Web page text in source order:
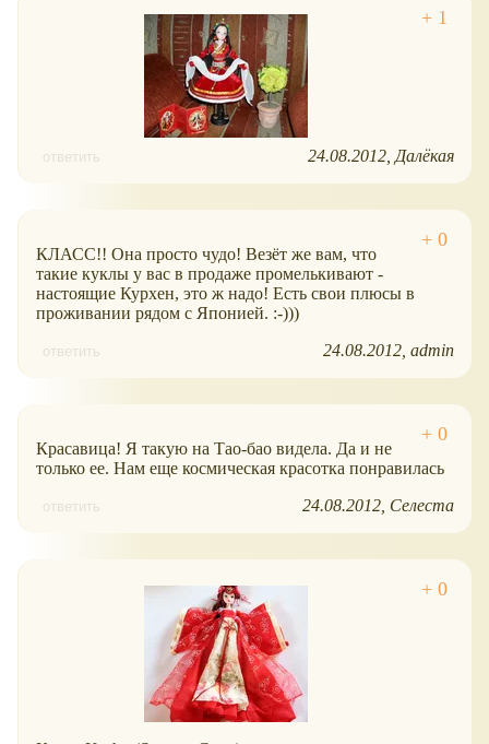
ответить 24.08.2012 Далёкая
КЛАСС!! Она просто чудо! Везёт же вам, что
такие куклы у вас в продаже промелькивают -
настоящие Курхен, это ж надо! Есть свои плюсы в
проживании рядом с Японией. :-)))
ответить 24.08.2012 admin
Красавица! Я такую на Тао-бао видела. Да и не
только ее. Нам еще космическая красотка понравилась
ответить 24.08.2012 Селеста